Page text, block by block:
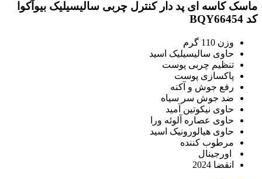
ماسک کاسه ای پد دار کنترل چربی سالیسیلیک بیوآکوا
کد BQY66454
وزن 110 گرم
حاوی سالیسیلیک اسید
تنظیم چربی پوست
پاکسازی پوست
رفع جوش و آکنه
ضد جوش سر سیاه
حاوی نیکوتین آمید
حاوی عصاره آلوئه ورا
حاوی هیالورونیک اسید
مرطوب کننده
اورجینال
انقضا 2024